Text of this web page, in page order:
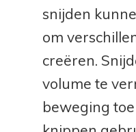
snijden
om
creëren.
volume te
beweging